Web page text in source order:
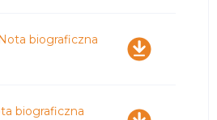
biograficzna
biograficzna